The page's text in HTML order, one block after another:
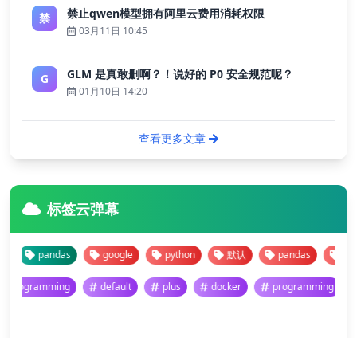
禁 禁止qwen模型拥有阿里云费用消耗权限
03月11日 10:45
G GLM 是真敢删啊？！说好的 P0 安全规范呢？
01月10日 14:20
查看更多文章
标签云弹幕
pandas google python 默认 pandas google
programming default plus docker programming